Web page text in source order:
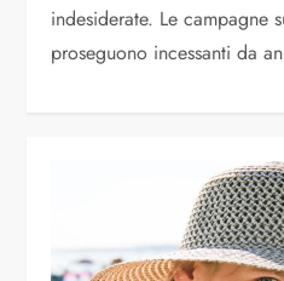
indesiderate. Le campagne
proseguono incessanti da